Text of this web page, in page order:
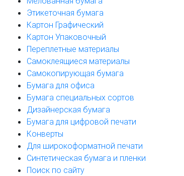
Этикеточная бумага
Картон Графический
Картон Упаковочный
Переплетные материалы
Самоклеящиеся материалы
Самокопирующая бумага
Бумага для офиса
Бумага специальных сортов
Дизайнерская бумага
Бумага для цифровой печати
Конверты
Для широкоформатной печати
Синтетическая бумага и пленки
Поиск по сайту